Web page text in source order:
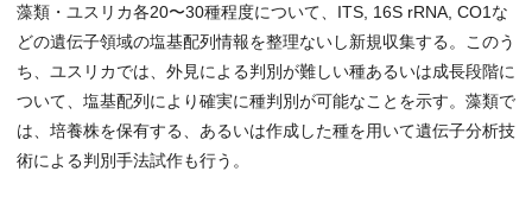
藻類・ユスリカ各20〜30種程度について、ITS, 16S rRNA, CO1な
どの遺伝子領域の塩基配列情報を整理ないし新規収集する。このう
ち、ユスリカでは、外見による判別が難しい種あるいは成長段階に
ついて、塩基配列により確実に種判別が可能なことを示す。藻類で
は、培養株を保有する、あるいは作成した種を用いて遺伝子分析技
術による判別手法試作も行う。